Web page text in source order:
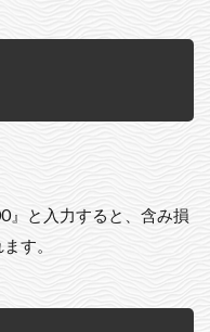
』と入力すると、含み損
す。